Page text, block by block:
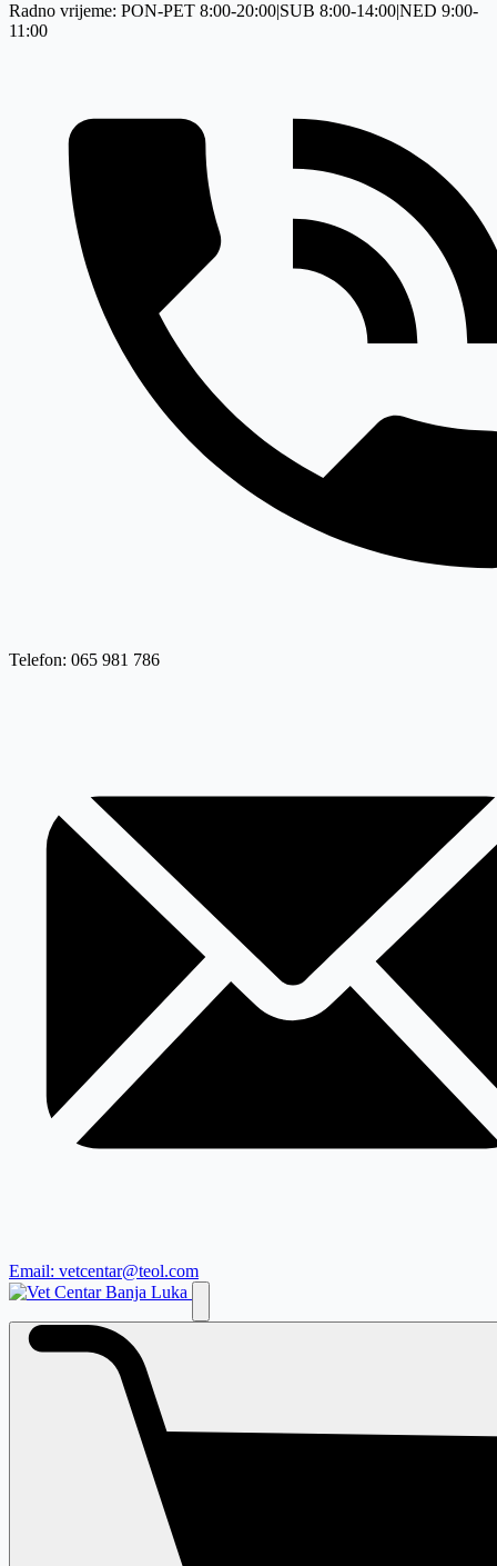
Radno vrijeme: PON-PET 8:00-20:00|SUB 8:00-14:00|NED 9:00-
11:00
Telefon: 065 981 786
Email: vetcentar@teol.com